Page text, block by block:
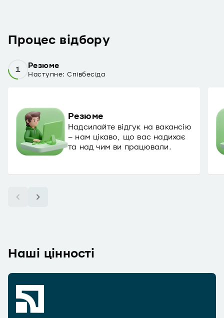
Процес відбору
1 Резюме
Наступне: Співбесіда
Резюме
Надсилайте відгук на вакансію
– нам цікаво, що вас надихає
та над чим ви працювали.
Наші цінності